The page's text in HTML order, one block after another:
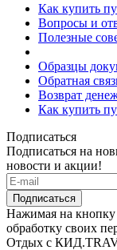
Как купить
Вопросы и
Полезные
Образцы
Обратная
Возврат
Как купить
Подписаться
Подписаться на
новости и акции!
Подписаться
Нажимая на кнопку
обработку своих
Отдых с